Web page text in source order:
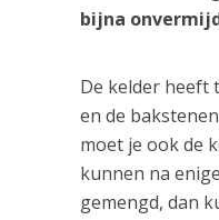
bijna
De kelder heeft
en de
moet je ook de
kunnen na
gemengd, dan